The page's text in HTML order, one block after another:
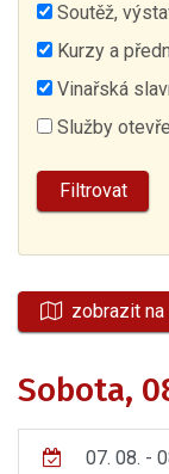
Soutěž,
Kurzy a
Vinařská
Služby
zobrazit na
Sobota,
07. 08. -